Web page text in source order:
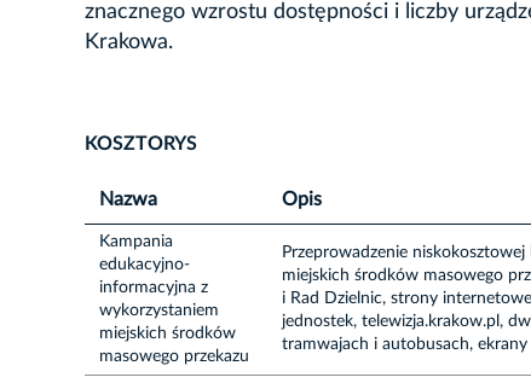
znacznego wzrostu dostępności i liczby
Krakowa.
KOSZTORYS
Nazwa Opis
Kampania
edukacyjno-
informacyjna z
wykorzystaniem
miejskich środków
masowego przekazu
Przeprowadzenie
miejskich środków masowego
i Rad Dzielnic, strony
jednostek, telewizja.krakow.pl,
tramwajach i autobusach,